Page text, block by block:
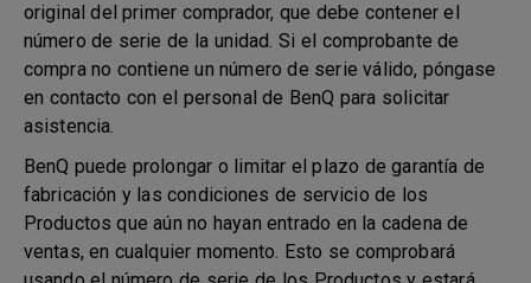
original del primer comprador, que debe contener el
número de serie de la unidad. Si el comprobante de
compra no contiene un número de serie válido, póngase
en contacto con el personal de BenQ para solicitar
asistencia.
BenQ puede prolongar o limitar el plazo de garantía de
fabricación y las condiciones de servicio de los
Productos que aún no hayan entrado en la cadena de
ventas, en cualquier momento. Esto se comprobará